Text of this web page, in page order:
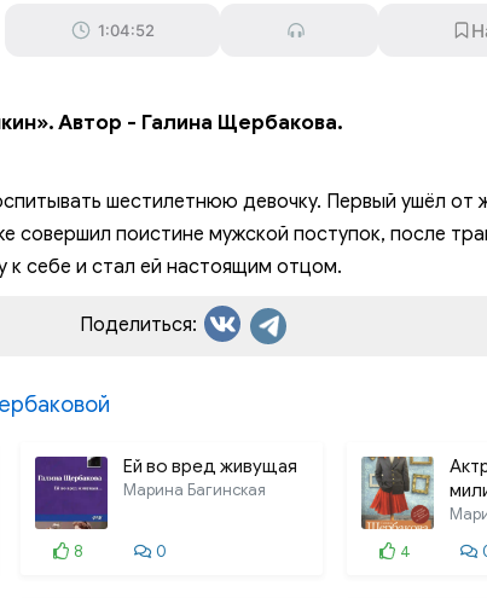
1:04:52
Автор - Галина Щербакова.
шестилетнюю девочку. Первый ушёл
совершил поистине мужской поступок, после
к себе и стал ей настоящим отцом.
Поделиться:
Ей во вред живущая
Марина Багинская
8 0
4